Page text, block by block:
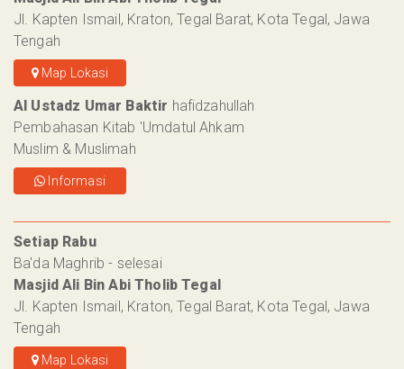
Jl. Kapten Ismail, Kraton, Tegal Barat, Kota Tegal, Jawa
Tengah
Map Lokasi
Al Ustadz Umar Baktir hafidzahullah
Pembahasan Kitab 'Umdatul Ahkam
Muslim & Muslimah
Informasi
Setiap Rabu
Ba'da Maghrib - selesai
Masjid Ali Bin Abi Tholib Tegal
Jl. Kapten Ismail, Kraton, Tegal Barat, Kota Tegal, Jawa
Tengah
Map Lokasi